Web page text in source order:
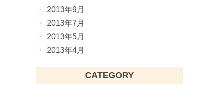
2013年9月
2013年7月
2013年5月
2013年4月
CATEGORY